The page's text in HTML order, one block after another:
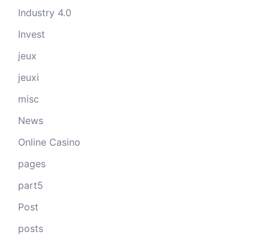
Industry 4.0
Invest
jeux
jeuxi
misc
News
Online Casino
pages
part5
Post
posts